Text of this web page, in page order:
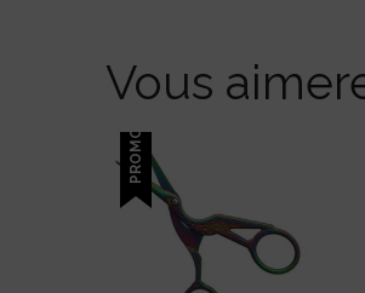
Vous
PROMO !